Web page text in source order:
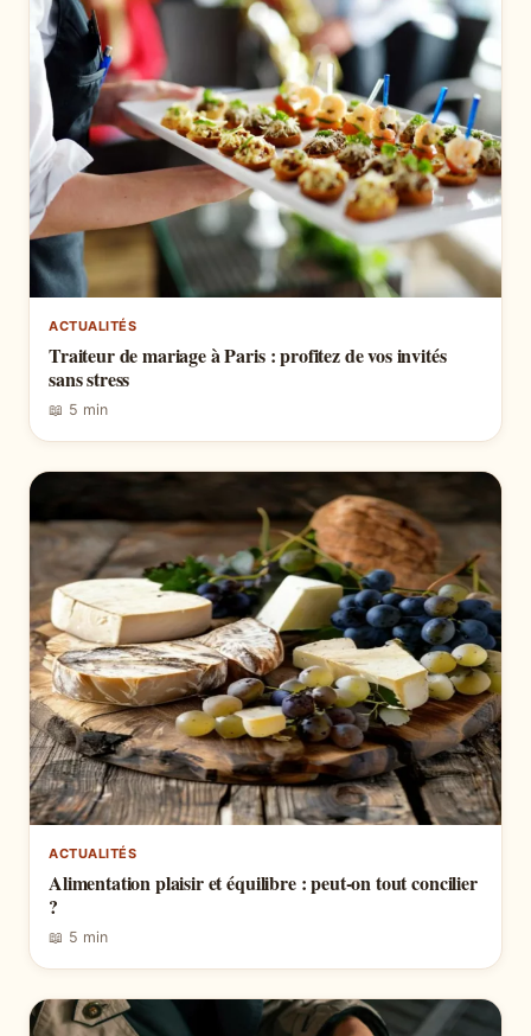
ACTUALITÉS
Traiteur de mariage à Paris : profitez de vos invités
sans stress
📖 5 min
ACTUALITÉS
Alimentation plaisir et équilibre : peut-on tout concilier
?
📖 5 min